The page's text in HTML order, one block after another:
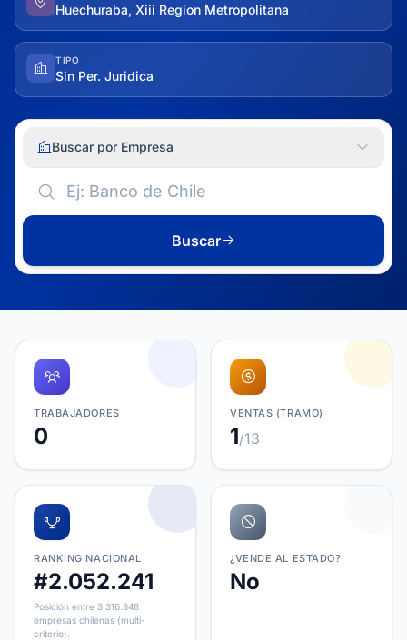
Huechuraba, Xiii Region Metropolitana
TIPO
Sin Per. Juridica
Buscar por Empresa
Buscar
TRABAJADORES
0
VENTAS (TRAMO)
1/13
RANKING NACIONAL
#2.052.241
Posición entre 3.316.848
empresas chilenas (multi-
criterio).
¿VENDE AL ESTADO?
No